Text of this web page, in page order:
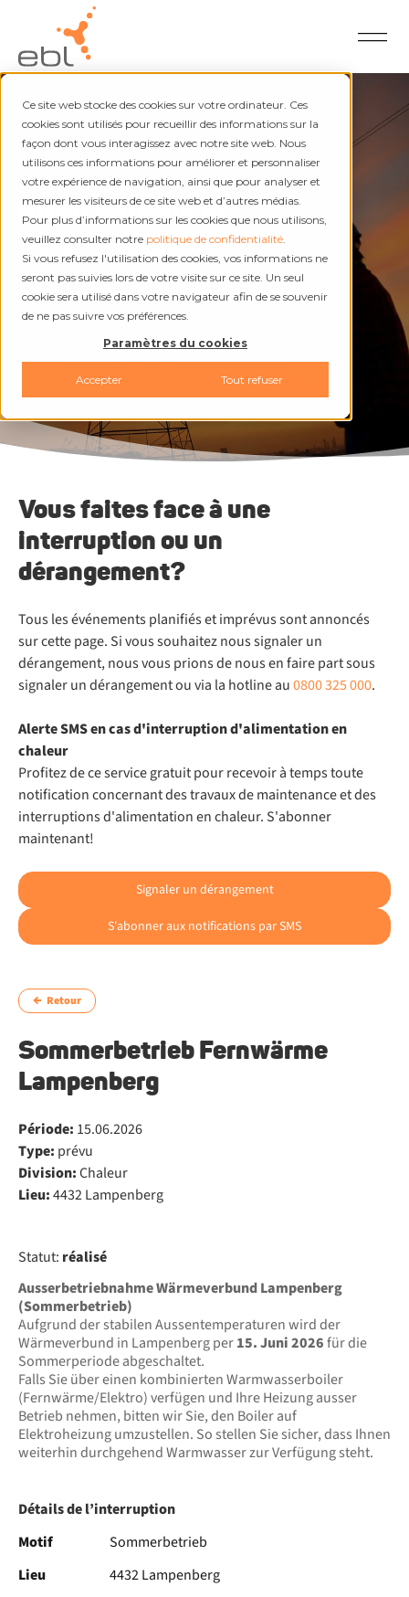
Ce site web stocke des cookies sur votre ordinateur. Ces
cookies sont utilisés pour recueillir des informations sur la
façon dont vous interagissez avec notre site web. Nous
utilisons ces informations pour améliorer et personnaliser
votre expérience de navigation, ainsi que pour analyser et
mesurer les visiteurs de ce site web et d’autres médias.
Pour plus d’informations sur les cookies que nous utilisons,
veuillez consulter notre politique de confidentialité.
Si vous refusez l'utilisation des cookies, vos informations ne
seront pas suivies lors de votre visite sur ce site. Un seul
cookie sera utilisé dans votre navigateur afin de se souvenir
de ne pas suivre vos préférences.
Paramètres du cookies
Accepter Tout refuser
Électricité et chaleur
Interruptions et
dérangements
Vous faites face à une
interruption ou un
dérangement?
Tous les événements planifiés et imprévus sont annoncés
sur cette page. Si vous souhaitez nous signaler un
dérangement, nous vous prions de nous en faire part sous
signaler un dérangement ou via la hotline au0800 325 000.
Alerte SMS en cas d'interruption d'alimentation en
chaleur
Profitez de ce service gratuit pour recevoir à temps toute
notification concernant des travaux de maintenance et des
interruptions d'alimentation en chaleur. S'abonner
maintenant!
Signaler un dérangement
S'abonner aux notifications par SMS
Retour
Sommerbetrieb Fernwärme
Lampenberg
Période: 15.06.2026
Type: prévu
Division:Chaleur
Lieu:4432 Lampenberg
Statut: réalisé
Ausserbetriebnahme Wärmeverbund Lampenberg
(Sommerbetrieb)
Aufgrund der stabilen Aussentemperaturen wird der
Wärmeverbund in Lampenberg per15. Juni 2026für die
Sommerperiode abgeschaltet.
Falls Sie über einen kombinierten Warmwasserboiler
(Fernwärme/Elektro) verfügen und Ihre Heizung ausser
Betrieb nehmen, bitten wir Sie, den Boiler auf
Elektroheizung umzustellen. So stellen Sie sicher, dass Ihnen
weiterhin durchgehend Warmwasser zur Verfügung steht.
Détails de l’interruption
Motif
Sommerbetrieb
Lieu
4432 Lampenberg